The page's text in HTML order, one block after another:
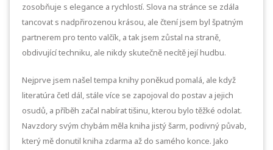
zosobňuje s elegance a rychlostí. Slova na stránce se zdála
tancovat s nadpřirozenou krásou, ale čtení jsem byl špatným
partnerem pro tento valčík, a tak jsem zůstal na straně,
obdivující techniku, ale nikdy skutečně necítě její hudbu.
Nejprve jsem našel tempa knihy poněkud pomalá, ale když
literatúra četl dál, stále více se zapojoval do postav a jejich
osudů, a příběh začal nabírat tišinu, kterou bylo těžké odolat.
Navzdory svým chybám měla kniha jistý šarm, podivný půvab,
který mě donutil kniha zdarma až do samého konce. Jako